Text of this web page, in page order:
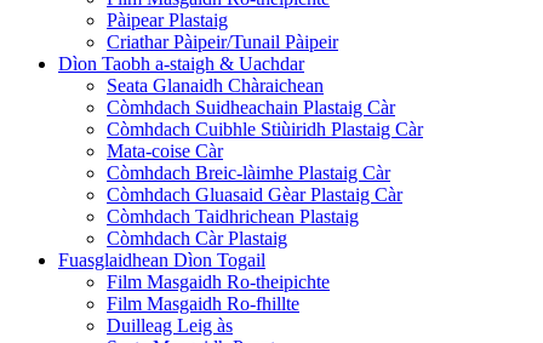
Pàipear Plastaig
Criathar Pàipeir/Tunail Pàipeir
Dìon Taobh a-staigh & Uachdar
Seata Glanaidh Chàraichean
Còmhdach Suidheachain Plastaig Càr
Còmhdach Cuibhle Stiùiridh Plastaig Càr
Mata-coise Càr
Còmhdach Breic-làimhe Plastaig Càr
Còmhdach Gluasaid Gèar Plastaig Càr
Còmhdach Taidhrichean Plastaig
Còmhdach Càr Plastaig
Fuasglaidhean Dìon Togail
Film Masgaidh Ro-theipichte
Film Masgaidh Ro-fhillte
Duilleag Leig às